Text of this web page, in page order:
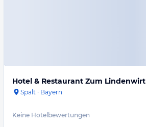
Hotel & Restaurant Zum Lindenwirt
Spalt · Bayern
Keine Hotelbewertungen